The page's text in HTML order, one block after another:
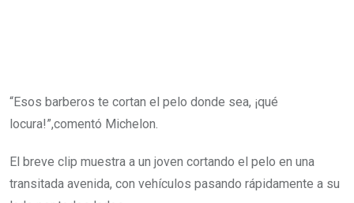
“Esos barberos te cortan el pelo donde sea, ¡qué
locura!”,comentó Michelon.
El breve clip muestra a un joven cortando el pelo en una
transitada avenida, con vehículos pasando rápidamente a su